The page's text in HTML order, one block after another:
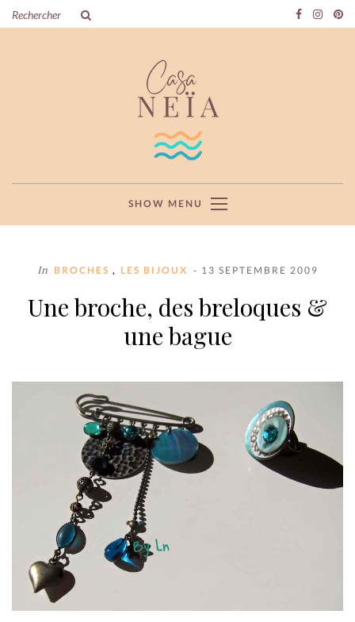
SHOW MENU
In BROCHES , LES BIJOUX - 13 SEPTEMBRE 2009
Une broche, des breloques &
une bague